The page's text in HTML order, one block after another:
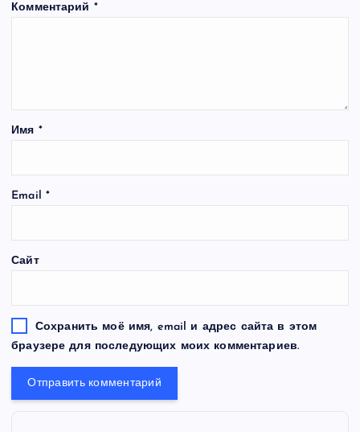
Комментарий *
Имя *
Email *
Сайт
Сохранить моё имя, email и адрес сайта в этом
браузере для последующих моих комментариев.